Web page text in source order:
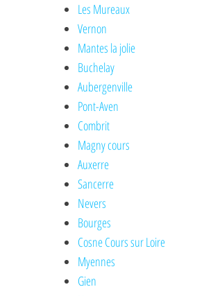
Les Mureaux
Vernon
Mantes la jolie
Buchelay
Aubergenville
Pont-Aven
Combrit
Magny cours
Auxerre
Sancerre
Nevers
Bourges
Cosne Cours sur Loire
Myennes
Gien